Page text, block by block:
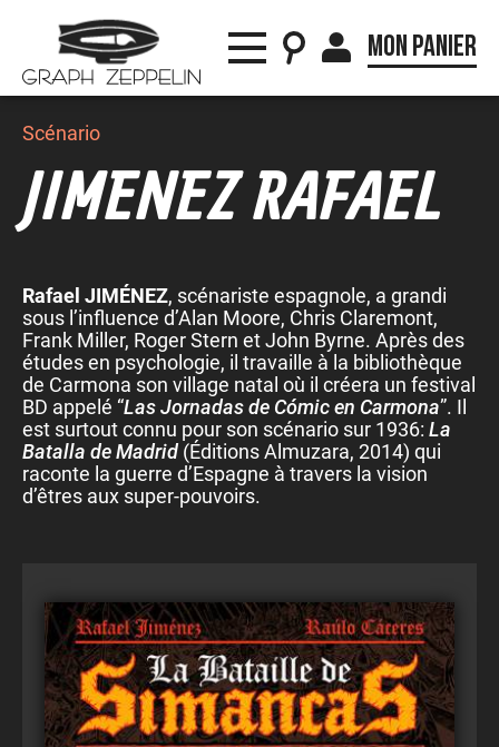
Mon panier
Scénario
JIMENEZ RAFAEL
Rafael JIMÉNEZ, scénariste espagnole, a grandi
sous l’influence d’Alan Moore, Chris Claremont,
Frank Miller, Roger Stern et John Byrne. Après des
études en psychologie, il travaille à la bibliothèque
de Carmona son village natal où il créera un festival
BD appelé “Las Jornadas de Cómic en Carmona”. Il
est surtout connu pour son scénario sur 1936: La
Batalla de Madrid (Éditions Almuzara, 2014) qui
raconte la guerre d’Espagne à travers la vision
d’êtres aux super-pouvoirs.